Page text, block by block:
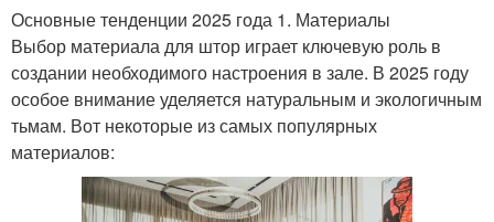
Основные тенденции 2025 года 1. Материалы
Выбор материала для штор играет ключевую роль в
создании необходимого настроения в зале. В 2025 году
особое внимание уделяется натуральным и экологичным
тьмам. Вот некоторые из самых популярных
материалов: